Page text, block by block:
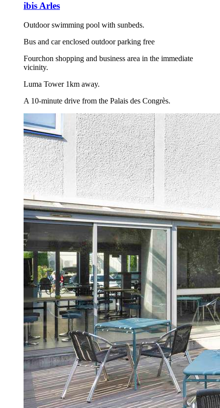
ibis Arles
Outdoor swimming pool with sunbeds.
Bus and car enclosed outdoor parking free
Fourchon shopping and business area in the immediate
vicinity.
Luma Tower 1km away.
A 10-minute drive from the Palais des Congrès.